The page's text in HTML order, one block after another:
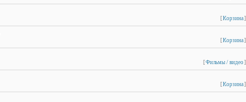
[Корзина]
[Корзина]
[Фильмы / видео]
[Корзина]